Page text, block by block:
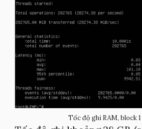
Tốc độ ghi RAM, block